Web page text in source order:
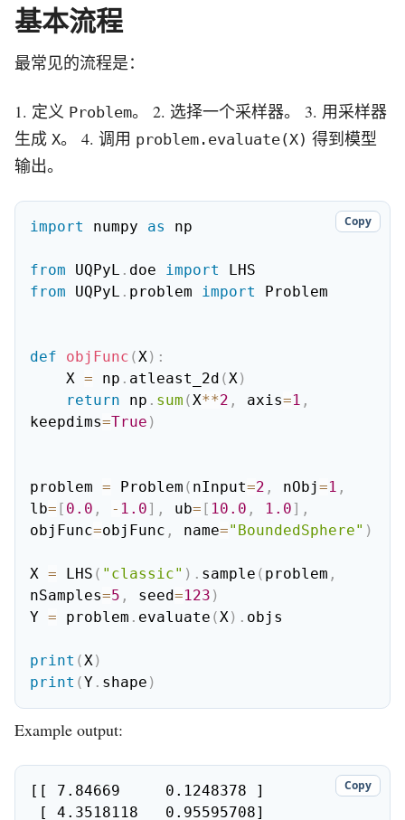
基本流程
最常见的流程是：
1. 定义 Problem。 2. 选择一个采样器。 3. 用采样器
生成 X。 4. 调用 problem.evaluate(X) 得到模型
输出。
import numpy as np
from UQPyL . doe import
from UQPyL . problem import Problem
def objFunc (X) :
    X
= np . atleast_2d (X)
return np . sum (X**2 , axis=1 ,
keepdims=True )
problem = Problem ( nInput=2 , nObj=1 ,
lb= [ 0.0 , - 1.0] , ub= [ 10.0 , 1.0] ,
objFunc=objFunc , name="BoundedSphere" )
X = LHS ( "classic" ) . sample ( problem ,
nSamples=5 , seed=123 )
Y = problem . evaluate (X) . objs
print (X)
print (Y . shape )
Copy
Example output:
[[ 7.84669     0.1248378 ]
Copy